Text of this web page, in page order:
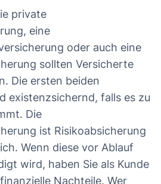
private
eine
oder auch eine
sollten Versicherte
Die ersten beiden
existenzsichernd, falls es zu
Die
ist Risikoabsicherung
Wenn diese vor Ablauf
wird, haben Sie als Kunde
Nachteile. Wer